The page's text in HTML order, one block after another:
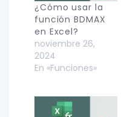
¿Cómo usar la
función BDMAX
en Excel?
noviembre 26,
2024
En «Funciones»